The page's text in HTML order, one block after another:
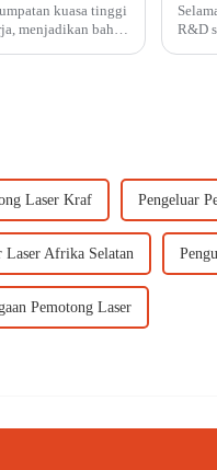
kuasa tinggi
menjadikan bahan
R&D
Laser Kraf Pengeluar
Laser Afrika Selatan
Pemotong Laser